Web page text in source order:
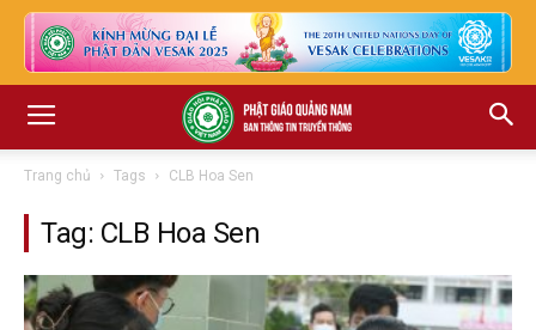
Trang chủ Tags CLB Hoa Sen
Tag: CLB Hoa Sen